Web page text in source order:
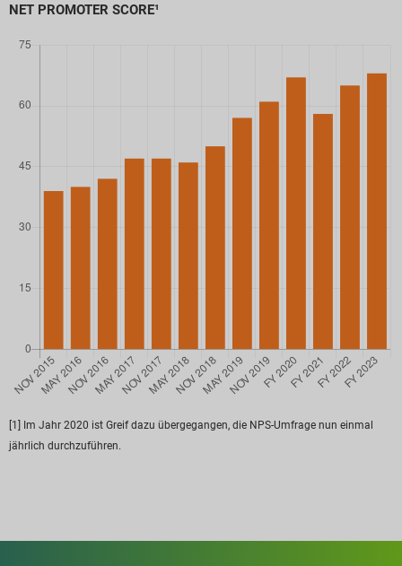
NET PROMOTER SCORE¹
[1] Im Jahr 2020 ist Greif dazu übergegangen, die NPS-Umfrage nun einmal
jährlich durchzuführen.